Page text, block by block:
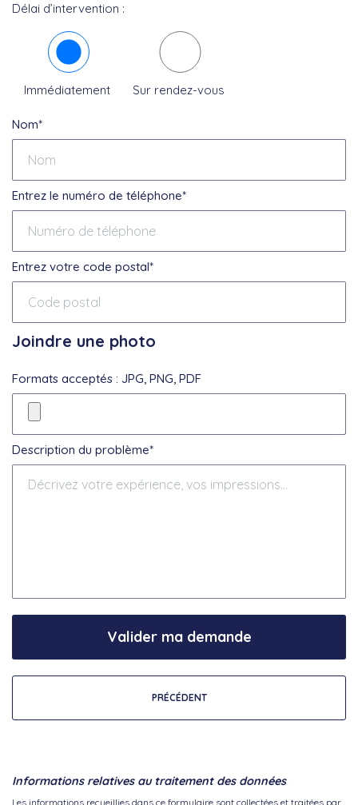
Délai d’intervention :
Immédiatement Sur rendez-vous
Nom*
Entrez le numéro de téléphone*
Entrez votre code postal*
Joindre une photo
Formats acceptés : JPG, PNG, PDF
Description du problème*
PRÉCÉDENT
Valider ma demande
Informations relatives au traitement des données
Les informations recueillies dans ce formulaire sont collectées et traitées par